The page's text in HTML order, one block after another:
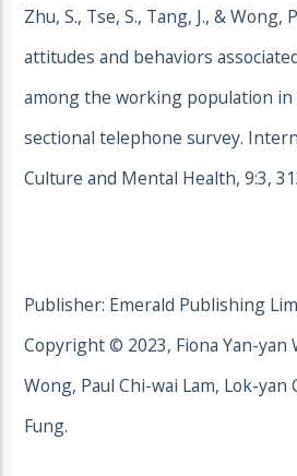
Zhu, S., Tse, S., Tang, J., & Wong,
attitudes and behaviors
among the working population in
sectional telephone survey.
Culture and Mental Health, 9:3,
Publisher: Emerald Publishing
Copyright © 2023, Fiona Yan-
Wong, Paul Chi-wai Lam, Lok-
Fung.